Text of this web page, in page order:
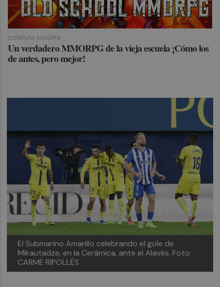
COREPUNK MMORPG
Un verdadero MMORPG de la vieja escuela ¡Cómo los
de antes, pero mejor!
El Submarino Amarillo celebrando el gole de
Mikautadze, en la Cerámica, ante el Alavés. Foto:
CARME RIPOLLÉS